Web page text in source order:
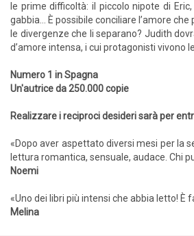
le prime difficoltà: il piccolo nipote di
gabbia… È possibile conciliare l’amore
le divergenze che li separano? Judith
d’amore intensa, i cui protagonisti vivono
Numero 1 in Spagna
Un'autrice da 250.000 copie
Realizzare i reciproci desideri sarà per
«Dopo aver aspettato diversi mesi per la
lettura romantica, sensuale, audace. Chi
Noemi
«Uno dei libri più intensi che abbia letto! È
Melina